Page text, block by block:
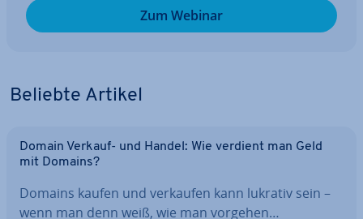
Zum Webinar
Beliebte Artikel
Domain Verkauf- und Handel: Wie verdient man Geld
mit Domains?
Domains kaufen und verkaufen kann lukrativ sein –
wenn man denn weiß, wie man vorgehen…